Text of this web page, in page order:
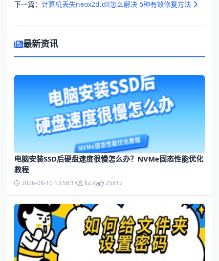
下一篇： 计算机丢失neox2d.dll怎么解决 5种有效修复方法
最新资讯
电脑安装SSD后硬盘速度很慢怎么办？NVMe固态性能优化
教程
2026-08-10 13:58:14 lucky 25817